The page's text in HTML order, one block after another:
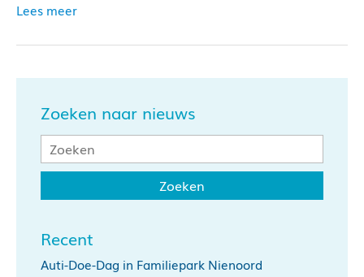
Lees meer
Zoeken naar nieuws
Recent
Auti-Doe-Dag in Familiepark Nienoord